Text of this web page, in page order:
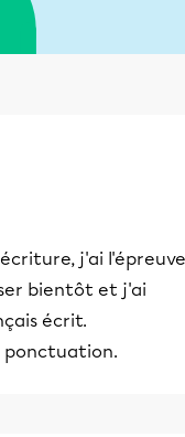
j'ai l'épreuve
bientôt et j'ai
écrit.
ponctuation.